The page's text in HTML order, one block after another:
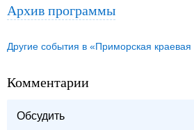
Архив программы
Другие события в «Приморская
Комментарии
Обсудить